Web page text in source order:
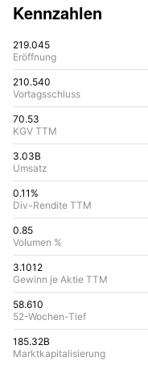
Kennzahlen
219.045
Eröffnung
70.53
KGV TTM
210.540
Vortagsschluss
3.03B
Umsatz
0.11%
Div-Rendite TTM
0.85
Volumen %
3.1012
Gewinn je Aktie TTM
58.610
52-Wochen-Tief
185.32B
Marktkapitalisierung